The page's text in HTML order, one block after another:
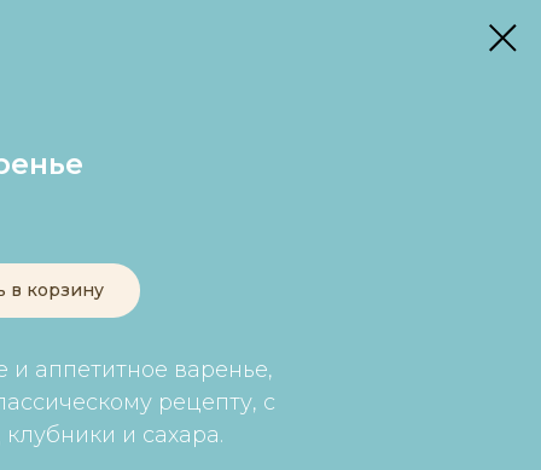
в корзину
и аппетитное варенье,
рецепту, с
и сахара.